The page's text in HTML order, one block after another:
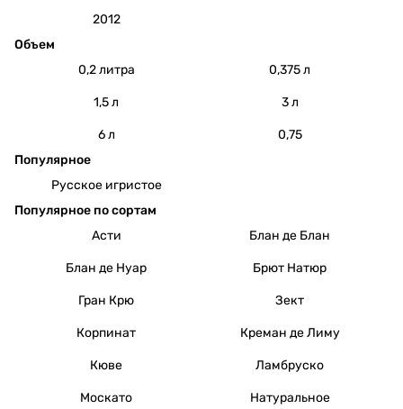
2012
Объем
0,2 литра
0,375 л
1,5 л 3 л
6 л
0,75
Популярное
Русское игристое
Популярное по сортам
Асти
Блан де Блан
Блан де Нуар Брют Натюр
Гран Крю Зект
Корпинат Креман де Лиму
Кюве Ламбруско
Москато Натуральное